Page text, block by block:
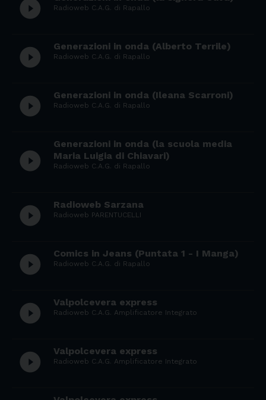
play_circle_filled Radioweb C.A.G. di Rapallo
play_circle_filled Generazioni in onda (Alberto Terrile)
Radioweb C.A.G. di Rapallo
play_circle_filled Generazioni in onda (Ileana Scarroni)
Radioweb C.A.G. di Rapallo
play_circle_filled
Generazioni in onda (la scuola media
Maria Luigia di Chiavari)
Radioweb C.A.G. di Rapallo
play_circle_filled Radioweb Sarzana
Radioweb PARENTUCELLI
play_circle_filled Comics in Jeans (Puntata 1 - I Manga)
Radioweb C.A.G. di Rapallo
play_circle_filled Valpolcevera express
Radioweb C.A.G. Amplificatore Integrato
play_circle_filled Valpolcevera express
Radioweb C.A.G. Amplificatore Integrato